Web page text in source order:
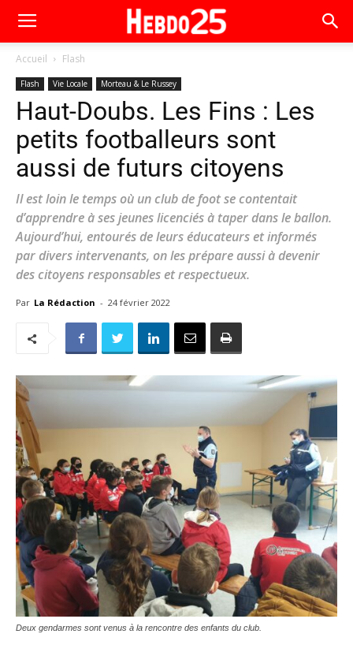
Accueil Flash
Flash Vie Locale Morteau & Le Russey
Haut-Doubs. Les Fins : Les
petits footballeurs sont
aussi de futurs citoyens
Il est loin le temps où un club de foot se contentait
d’apprendre à ses jeunes licenciés à taper dans le ballon.
Aujourd’hui, entourés de leurs éducateurs et informés
par divers intervenants, on les prépare aussi à devenir
des citoyens responsables et respectueux.
Par La Rédaction - 24 février 2022
Deux gendarmes sont venus à la rencontre des enfants du club.